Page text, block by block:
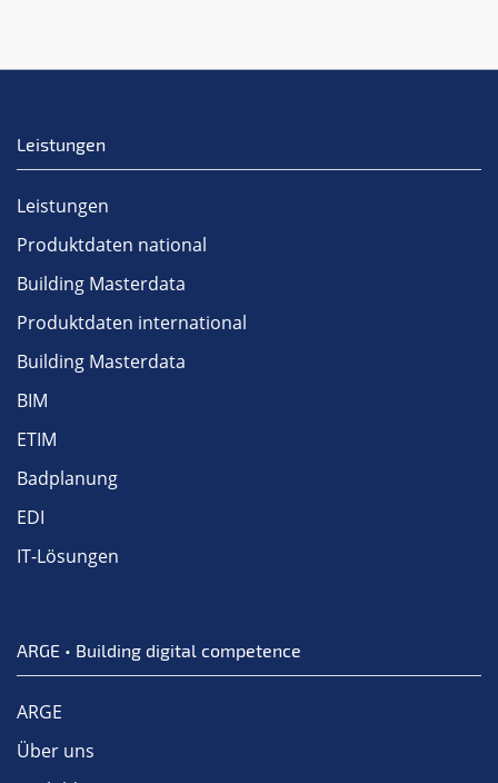
Leistungen
Leistungen
Produktdaten national
Building Masterdata
Produktdaten international
Building Masterdata
BIM
ETIM
Badplanung
EDI
IT-Lösungen
ARGE • Building digital competence
ARGE
Über uns